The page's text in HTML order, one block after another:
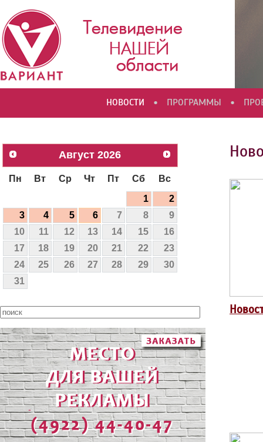
НОВОСТИ • ПРОГРАММЫ •
Август 2026
Пн Вт Ср Чт Пт Сб Вс
1
2
3
4 5 6 7 8
9
10
11 12 13 14 15
16
17
18 19 20 21 22
23
24
25 26 27 28 29
30
31